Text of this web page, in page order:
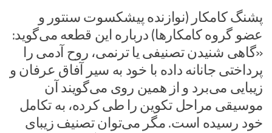
پشنگ کامکار (نوازنده پیشکسوت سنتور و
عضو گروه کامکارها) درباره این قطعه می‌گوید:
«گاهی شنیدن تصنیفی یا ترنمی، روح آدمی را
پرداختی جانانه داده با خود به سیر آفاق عرفان و
زیبایی می‌برد و از همین روی می‌گویند آن
موسیقی مراحل تکوین را طی کرده، به تکامل
خود رسیده‌ است. مگر می‌توان تصنیف زیبای